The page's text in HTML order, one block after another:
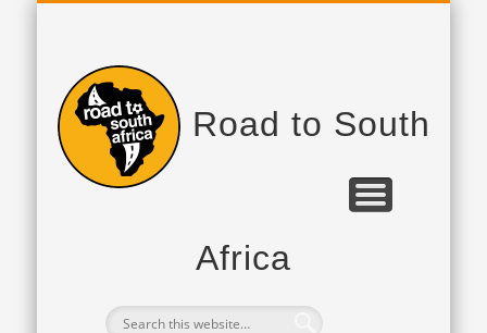
Road to South
Africa